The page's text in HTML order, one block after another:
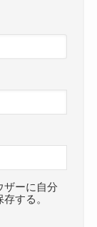
ザーに自分
する。